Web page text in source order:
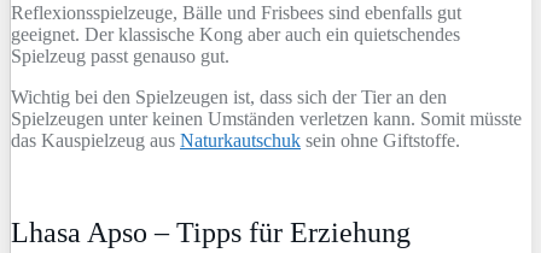
Reflexionsspielzeuge, Bälle und Frisbees sind ebenfalls gut
geeignet. Der klassische Kong aber auch ein quietschendes
Spielzeug passt genauso gut.
Wichtig bei den Spielzeugen ist, dass sich der Tier an den
Spielzeugen unter keinen Umständen verletzen kann. Somit müsste
das Kauspielzeug aus Naturkautschuk sein ohne Giftstoffe.
Lhasa Apso – Tipps für Erziehung